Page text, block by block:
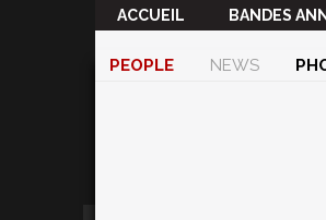
ACCUEIL BANDES
PEOPLE NEWS